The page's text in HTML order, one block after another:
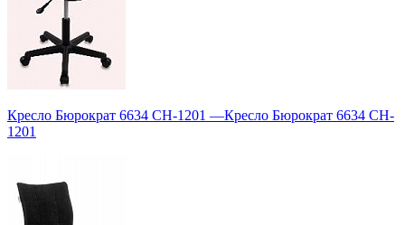
Кресло Бюрократ 6634 CH-1201 —Кресло Бюрократ 6634 CH-
1201